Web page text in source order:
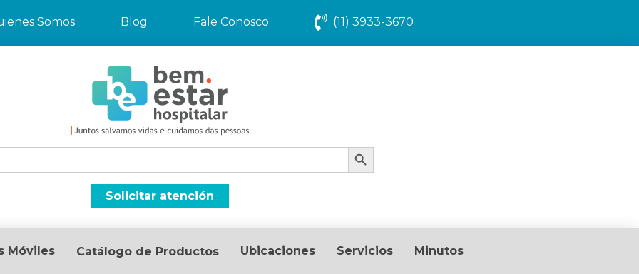
Somos Blog Fale Conosco (11) 3933-3670
Search Button
Solicitar atención
Móviles Catálogo de Productos Ubicaciones Servicios Minutos